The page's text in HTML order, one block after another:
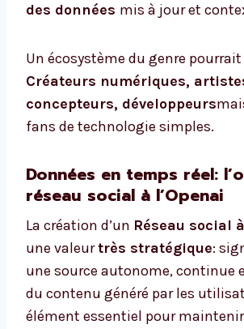
des données mis à jour et
Un écosystème du genre
Créateurs numériques,
concepteurs, développeurs
fans de technologie simples.
Données en temps réel:
réseau social à l’Openai
La création d’un Réseau social
une valeurtrès stratégique:
une source autonome, continue
du contenu généré par les
élément essentiel pour